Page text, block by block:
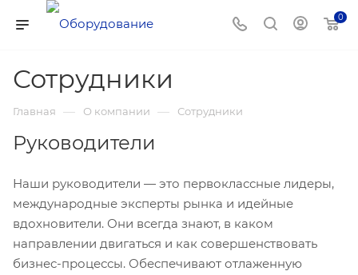
0
Сотрудники
Главная — О компании — Сотрудники
Руководители
Наши руководители — это первоклассные лидеры,
международные эксперты рынка и идейные
вдохновители. Они всегда знают, в каком
направлении двигаться и как совершенствовать
бизнес-процессы. Обеспечивают отлаженную